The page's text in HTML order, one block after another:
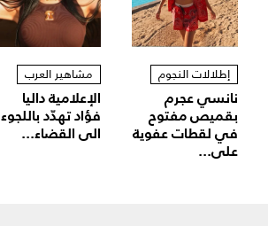
إطلالات النجوم
نانسي عجرم
بقميص مفتوح
في لقطات عفوية
على...
مشاهير العرب
الإعلامية داليا
فؤاد تهدّد باللجوء
الى القضاء...